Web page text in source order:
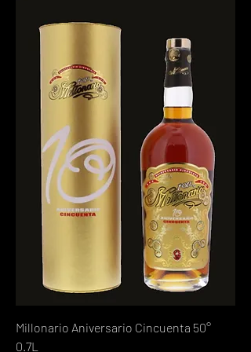
Millonario Aniversario Cincuenta 50°
0.7L